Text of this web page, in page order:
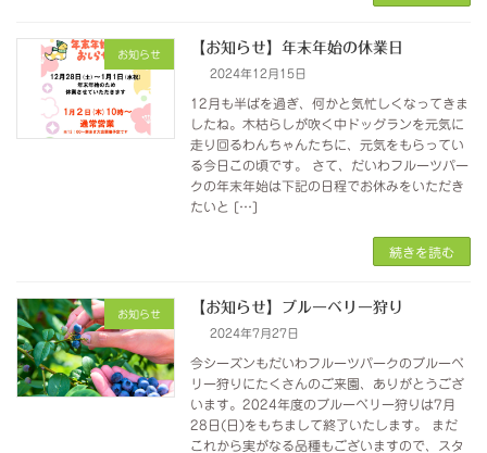
お知らせ 【お知らせ】年末年始の休業日
2024年12月15日
12月も半ばを過ぎ、何かと気忙しくなってきま
したね。木枯らしが吹く中ドッグランを元気に
走り回るわんちゃんたちに、元気をもらってい
る今日この頃です。 さて、だいわフルーツパー
クの年末年始は下記の日程でお休みをいただき
たいと […]
続きを読む
お知らせ 【お知らせ】ブルーベリー狩り
2024年7月27日
今シーズンもだいわフルーツパークのブルーベ
リー狩りにたくさんのご来園、ありがとうござ
います。2024年度のブルーベリー狩りは7月
28日(日)をもちまして終了いたします。 まだ
これから実がなる品種もございますので、スタ